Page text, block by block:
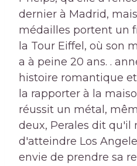
dernier à Madrid,
médailles portent un
la Tour Eiffel, où son
a à peine 20 ans. .
histoire romantique
la rapporter à la
réussit un métal,
deux, Perales dit qu'il
d'atteindre Los
envie de prendre sa